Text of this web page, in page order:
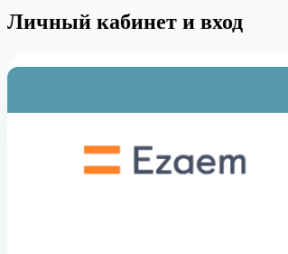
Личный кабинет и вход